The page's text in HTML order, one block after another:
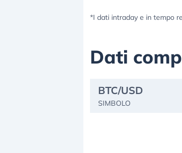
*I dati intraday e in tempo
Dati
BTC/USD
SIMBOLO